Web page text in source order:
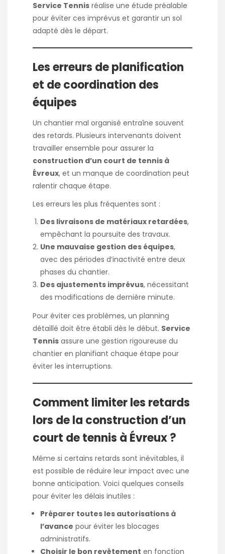
Service Tennis réalise une étude préalable
pour éviter ces imprévus et garantir un sol
adapté dès le départ.
Les erreurs de planification
et de coordination des
équipes
Un chantier mal organisé entraîne souvent
des retards. Plusieurs intervenants doivent
travailler ensemble pour assurer la
construction d’un court de tennis à
Évreux, et un manque de coordination peut
ralentir chaque étape.
Les erreurs les plus fréquentes sont :
Des livraisons de matériaux retardées,
empêchant la poursuite des travaux.
Une mauvaise gestion des équipes,
avec des périodes d’inactivité entre deux
phases du chantier.
Des ajustements imprévus, nécessitant
des modifications de dernière minute.
Pour éviter ces problèmes, un planning
détaillé doit être établi dès le début. Service
Tennis assure une gestion rigoureuse du
chantier en planifiant chaque étape pour
éviter les interruptions.
Comment limiter les retards
lors de la construction d’un
court de tennis à Évreux ?
Même si certains retards sont inévitables, il
est possible de réduire leur impact avec une
bonne anticipation. Voici quelques conseils
pour éviter les délais inutiles :
Préparer toutes les autorisations à
l’avance pour éviter les blocages
administratifs.
Choisir le bon revêtement en fonction